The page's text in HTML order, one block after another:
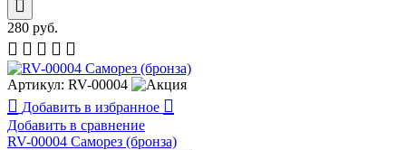
280 руб.
Артикул: RV-00004
Добавить в избранное
Добавить в сравнение
RV-00004 Саморез (бронза)